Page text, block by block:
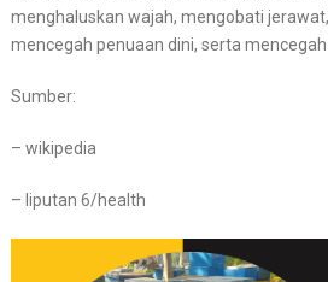
menghaluskan wajah, mengobati
mencegah penuaan dini, serta
Sumber:
– wikipedia
– liputan 6/health